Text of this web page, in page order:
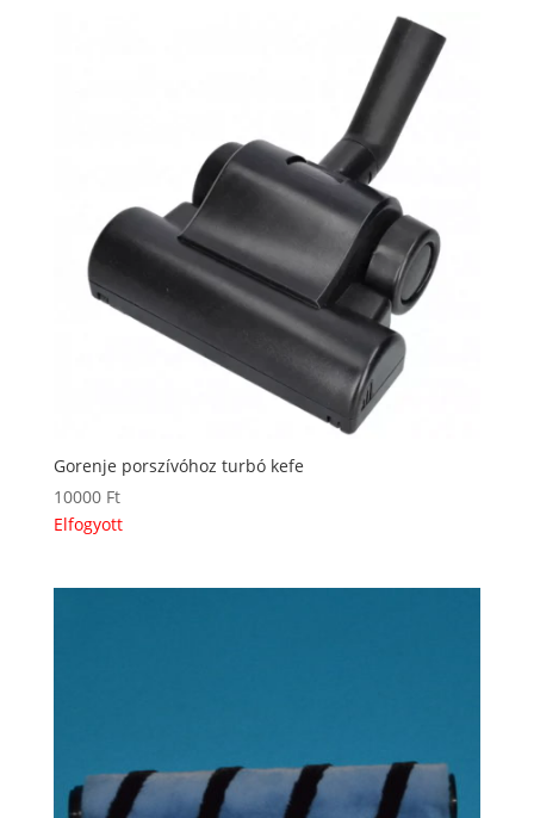
Gorenje porszívóhoz turbó kefe
10000 Ft
Elfogyott